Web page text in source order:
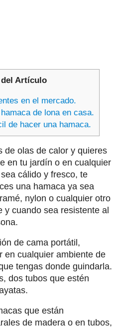
Artículo
en el mercado.
de lona en casa.
de hacer una hamaca.
de olas de calor y quieres
en tu jardín o en cualquier
cálido y fresco, te
una hamaca ya sea
nylon o cualquier otro
y cuando sea resistente al
de cama portátil,
en cualquier ambiente de
tengas donde guindarla.
dos tubos que estén
que están
de madera o en tubos,